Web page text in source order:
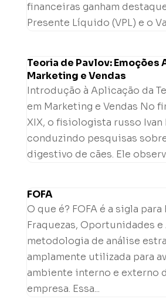
financeiras ganham
Presente Líquido (VPL) e o
Teoria de Pavlov: Emoções
Marketing e Vendas
Introdução à Aplicação da
em Marketing e Vendas No
XIX, o fisiologista russo Ivan
conduzindo pesquisas
digestivo de cães. Ele
FOFA
O que é? FOFA é a sigla para
Fraquezas, Oportunidades e
metodologia de análise
amplamente utilizada para
ambiente interno e externo
empresa. Essa...